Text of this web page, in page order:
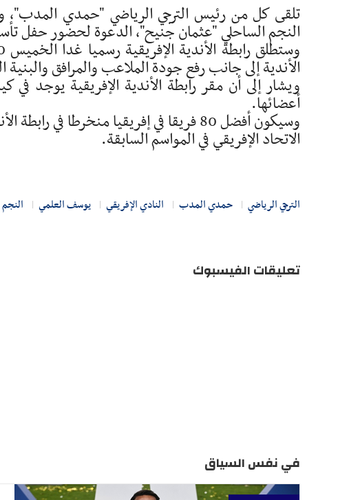
تلقى كل من رئيس الترجي الرياضي "حمدي
النجم الساحلي "عثمان جنيح"، الدعوة لحضور حفل
الأندية إلى جانب رفع جودة الملاعب والمرافق والبنية
أعضائها.
وسيكون أفضل 80 فريقا في إفريقيا منخرطا
الاتحاد الإفريقي في المواسم السابقة.
الترجي الرياضي حمدي المدب النادي الإفريقي يوسف العلمي
تعليقات الفيسبوك
في نفس السياق